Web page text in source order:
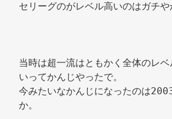
セリーグのがレベル高いのはガチ
当時は超一流はともかく全体のレ
いってかんじやったで。
今みたいなかんじになったのは
か。